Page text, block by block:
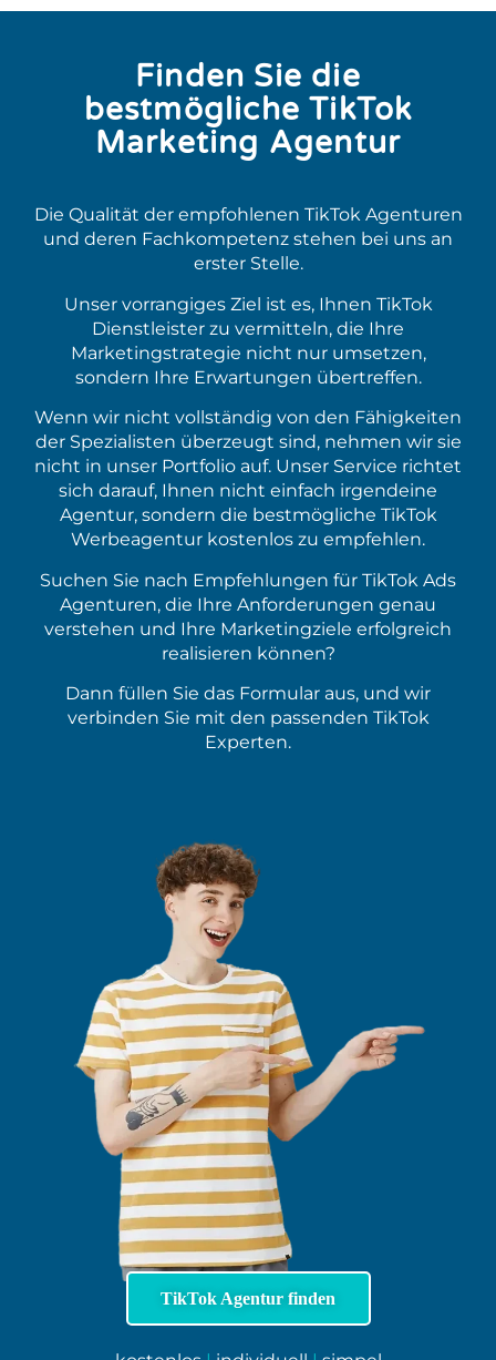
TikTok Agentur finden
Finden Sie die
bestmögliche TikTok
Marketing Agentur
Die Qualität der empfohlenen TikTok Agenturen
und deren Fachkompetenz stehen bei uns an
erster Stelle.
Unser vorrangiges Ziel ist es, Ihnen TikTok
Dienstleister zu vermitteln, die Ihre
Marketingstrategie nicht nur umsetzen,
sondern Ihre Erwartungen übertreffen.
Wenn wir nicht vollständig von den Fähigkeiten
der Spezialisten überzeugt sind, nehmen wir sie
nicht in unser Portfolio auf. Unser Service richtet
sich darauf, Ihnen nicht einfach irgendeine
Agentur, sondern die bestmögliche TikTok
Werbeagentur kostenlos zu empfehlen.
Suchen Sie nach Empfehlungen für TikTok Ads
Agenturen, die Ihre Anforderungen genau
verstehen und Ihre Marketingziele erfolgreich
realisieren können?
Dann füllen Sie das Formular aus, und wir
verbinden Sie mit den passenden TikTok
Experten.